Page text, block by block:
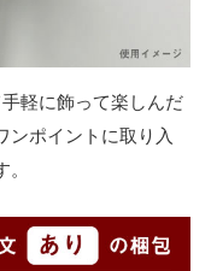
軽に飾って楽しんだ
ンポイントに取り入